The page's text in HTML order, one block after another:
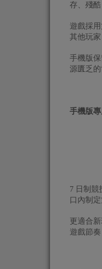
存、殘
遊戲採
其他玩家
手機版
源匱乏
手機版
7 日制競
口內制
更適合
遊戲節